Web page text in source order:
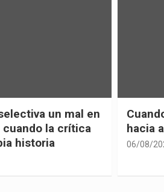
un mal en
la crítica
historia
hacia
06/08/